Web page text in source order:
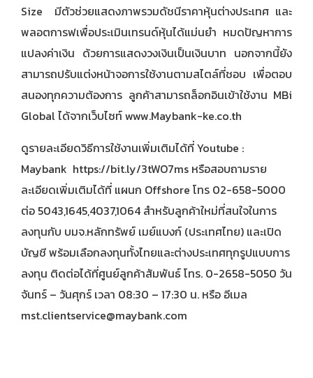
Size มีตัวช่วยแสดงภาพรวมดัชนีราคาหุ้นต่างประเทศ และ
พลอตการฟเพื่อประเมินเทรนด์หุ้นได้แม่นยำ หมดปัญหาการ
แปลงค่าเงิน ด้วยการแสดงวงเงินเป็นเงินบาท นอกจากนี้ยัง
สามารถปรับแต่งหน้าจอการใช้งานตามสไตล์ที่ชอบ เพื่อตอบ
สนองทุกความต้องการ ลูกค้าสามารถล็อกอินเข้าใช้งาน MBi
Global ได้จากเว็บไซท์www.Maybank-ke.co.th
ดูรายละเอียดวิธีการใช้งานเพิ่มเติมได้ที่ Youtube :
Maybank https://bit.ly/3tWO7ms หรือสอบถามราย
ละเอียดเพิ่มเติมได้ที่ แผนก Offshore โทร 02-658-5000
ต่อ 5043,1645,4037,1064 สำหรับลูกค้าใหม่ที่สนใจในการ
ลงทุนกับ บมจ.หลักทรัพย์ เมย์แบงก์ (ประเทศไทย) และเปิด
บัญชี พร้อมเลือกลงทุนทั้งไทยและต่างประเทศทุกรูปแบบการ
ลงทุน ติดต่อได้ที่ศูนย์ลูกค้าสัมพันธ์ โทร. 0-2658-5050 วัน
จันทร์ – วันศุกร์ เวลา 08:30 – 17:30 น. หรือ อีเมล
mst.clientservice@maybank.com